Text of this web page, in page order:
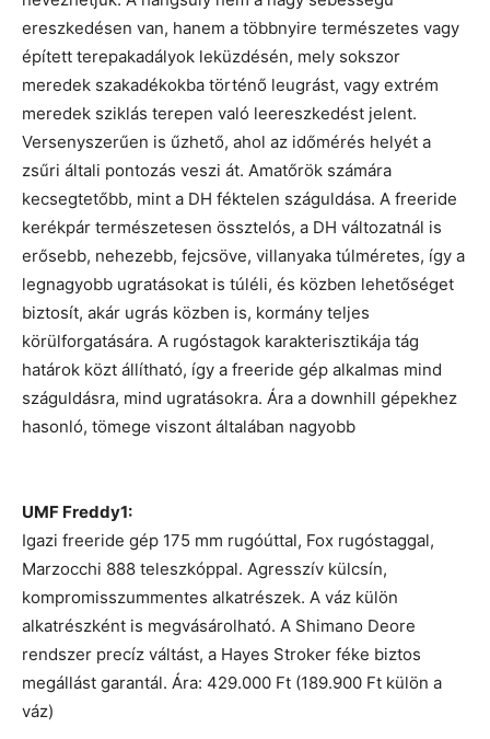
ereszkedésen van, hanem a többnyire természetes vagy
épített terepakadályok leküzdésén, mely sokszor
meredek szakadékokba történő leugrást, vagy extrém
meredek sziklás terepen való leereszkedést jelent.
Versenyszerűen is űzhető, ahol az időmérés helyét a
zsűri általi pontozás veszi át. Amatőrök számára
kecsegtetőbb, mint a DH féktelen száguldása. A freeride
kerékpár természetesen össztelós, a DH változatnál is
erősebb, nehezebb, fejcsöve, villanyaka túlméretes, így a
legnagyobb ugratásokat is túléli, és közben lehetőséget
biztosít, akár ugrás közben is, kormány teljes
körülforgatására. A rugóstagok karakterisztikája tág
határok közt állítható, így a freeride gép alkalmas mind
száguldásra, mind ugratásokra. Ára a downhill gépekhez
hasonló, tömege viszont általában nagyobb
UMF Freddy1:
Igazi freeride gép 175 mm rugóúttal, Fox rugóstaggal,
Marzocchi 888 teleszkóppal. Agresszív külcsín,
kompromisszummentes alkatrészek. A váz külön
alkatrészként is megvásárolható. A Shimano Deore
rendszer precíz váltást, a Hayes Stroker féke biztos
megállást garantál. Ára: 429.000 Ft (189.900 Ft külön a
váz)